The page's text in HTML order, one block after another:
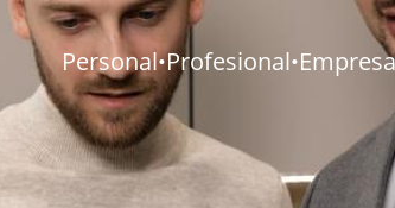
Personal•Profesional•